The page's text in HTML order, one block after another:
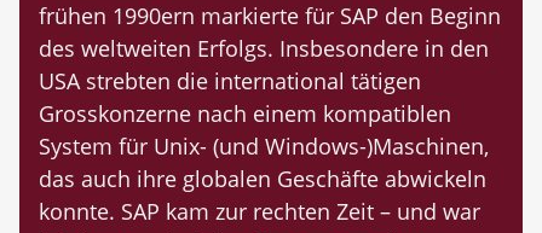
frühen 1990ern markierte für SAP den Beginn
des weltweiten Erfolgs. Insbesondere in den
USA strebten die international tätigen
Grosskonzerne nach einem kompatiblen
System für Unix- (und Windows-)Maschinen,
das auch ihre globalen Geschäfte abwickeln
konnte. SAP kam zur rechten Zeit – und war